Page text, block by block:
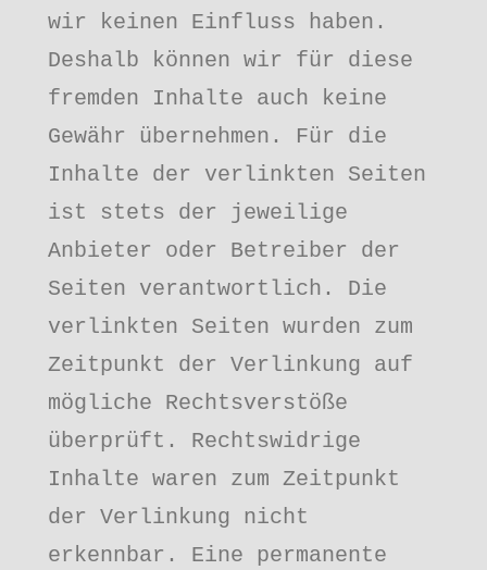
wir keinen Einfluss haben.
Deshalb können wir für diese
fremden Inhalte auch keine
Gewähr übernehmen. Für die
Inhalte der verlinkten Seiten
ist stets der jeweilige
Anbieter oder Betreiber der
Seiten verantwortlich. Die
verlinkten Seiten wurden zum
Zeitpunkt der Verlinkung auf
mögliche Rechtsverstöße
überprüft. Rechtswidrige
Inhalte waren zum Zeitpunkt
der Verlinkung nicht
erkennbar. Eine permanente